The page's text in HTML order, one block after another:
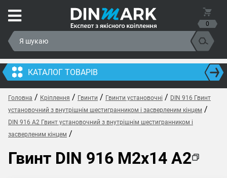
0
КАТАЛОГ ТОВАРІВ
Головна / Кріплення / Гвинти / Гвинти установочні / DIN 916 Гвинт
установочний з внутрішнім шестигранником і засверленим кінцем /
DIN 916 A2 Гвинт установочний з внутрішнім шестигранником і
засверленим кінцем /
Гвинт DIN 916 M2x14 A2